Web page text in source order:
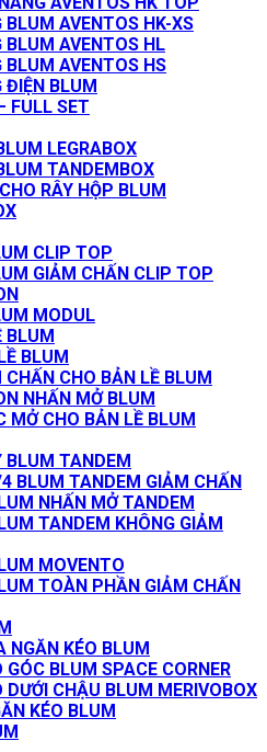
BLUM AVENTOS HK-XS
BLUM AVENTOS HL
BLUM AVENTOS HS
ĐIỆN BLUM
FULL SET
LEGRABOX
TANDEMBOX
RÂY HỘP BLUM
CLIP TOP
GIẢM CHẤN CLIP TOP
MODUL
BLUM
BLUM
CHẤN CHO BẢN LỀ BLUM
NHẤN MỞ BLUM
MỞ CHO BẢN LỀ BLUM
BLUM TANDEM
BLUM TANDEM GIẢM CHẤN
NHẤN MỞ TANDEM
TANDEM KHÔNG GIẢM
MOVENTO
TOÀN PHẦN GIẢM CHẤN
NGĂN KÉO BLUM
GÓC BLUM SPACE CORNER
DƯỚI CHẬU BLUM MERIVOBOX
KÉO BLUM